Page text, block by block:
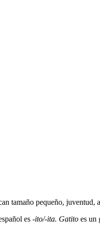
tamaño pequeño, juventud,
es -ito/-ita. Gatito es un